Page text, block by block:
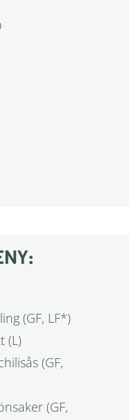
(GF, LF*)
(L)
(GF,
(GF,